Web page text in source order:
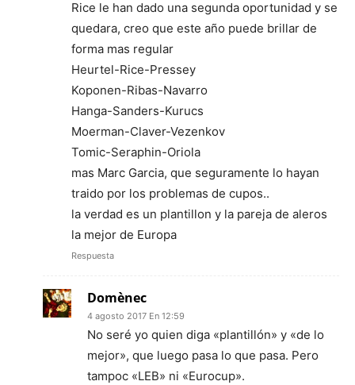
Rice le han dado una segunda oportunidad y se
quedara, creo que este año puede brillar de
forma mas regular
Heurtel-Rice-Pressey
Koponen-Ribas-Navarro
Hanga-Sanders-Kurucs
Moerman-Claver-Vezenkov
Tomic-Seraphin-Oriola
mas Marc Garcia, que seguramente lo hayan
traido por los problemas de cupos..
la verdad es un plantillon y la pareja de aleros
la mejor de Europa
Respuesta
Domènec
4 agosto 2017 En 12:59
No seré yo quien diga «plantillón» y «de lo
mejor», que luego pasa lo que pasa. Pero
tampoc «LEB» ni «Eurocup».